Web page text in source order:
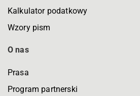
Kalkulator podatkowy
Wzory pism
O nas
Prasa
Program partnerski